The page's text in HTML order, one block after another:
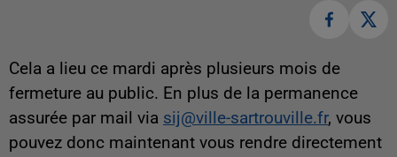
Cela a lieu ce mardi après plusieurs mois de
fermeture au public. En plus de la permanence
assurée par mail via sij@ville-sartrouville.fr, vous
pouvez donc maintenant vous rendre directement